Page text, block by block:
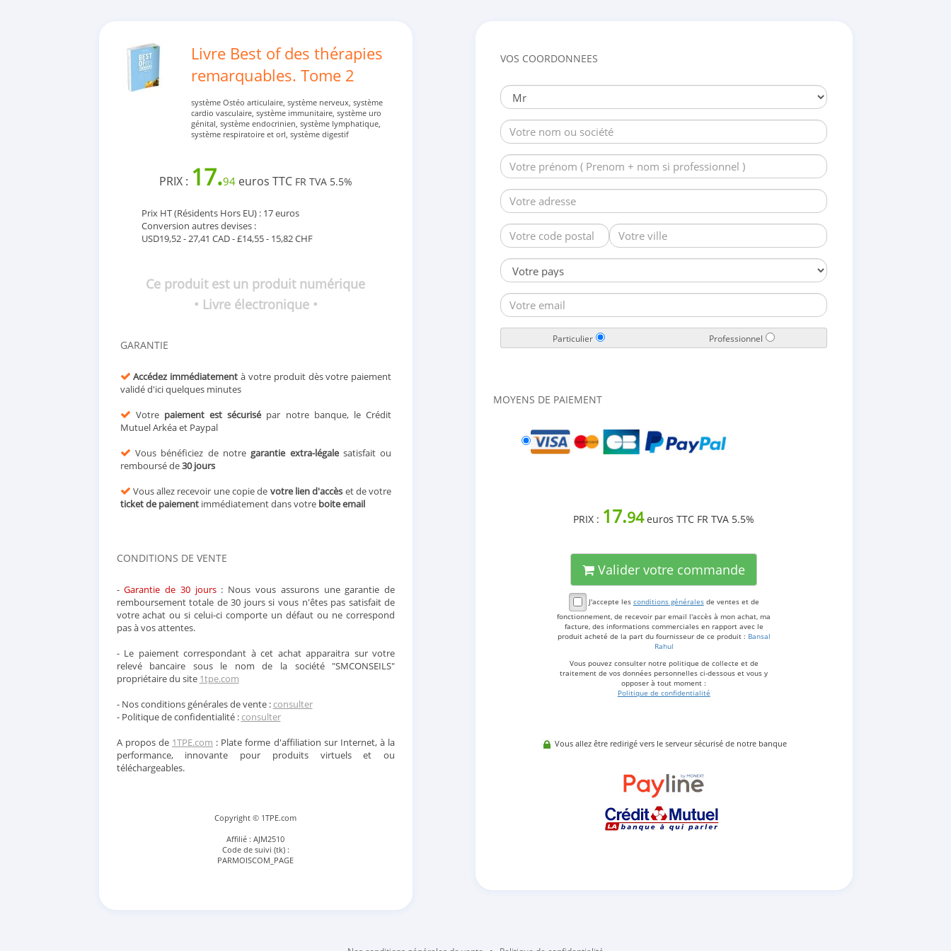
VOS COORDONNEES
Particulier Professionnel
MOYENS DE PAIEMENT
PRIX : 17.94euros TTC FR TVA 5.5%
Valider votre commande
J'accepte les conditions généralesde ventes et de
fonctionnement, de recevoir par email l'accès à mon achat, ma
facture, des informations commerciales en rapport avec le
produit acheté de la part du fournisseur de ce produit : Bansal
Rahul
Vous pouvez consulter notre politique de collecte et de
traitement de vos données personnelles ci-dessous et vous y
opposer à tout moment :
Politique de confidentialité
Vous allez être redirigé vers le serveur sécurisé de notre banque
Livre Best of des thérapies
remarquables. Tome 2
système Ostéo articulaire, système nerveux, système
cardio vasculaire, système immunitaire, système uro
génital, système endocrinien, système lymphatique,
système respiratoire et orl, système digestif
PRIX : 17.94euros TTC FR TVA 5.5%
Prix HT (Résidents Hors EU) : 17 euros
Conversion autres devises :
USD19,52 - 27,41 CAD - £14,55 - 15,82 CHF
Ce produit est un produit numérique
• Livre électronique •
GARANTIE
Accédez immédiatement à votre produit dès votre paiement
validé d'ici quelques minutes
Votre paiement est sécurisé par notre banque, le Crédit
Mutuel Arkéa et Paypal
Vous bénéficiez de notregarantie extra-légalesatisfait ou
remboursé de30 jours
Vous allez recevoir une copie de votre lien d'accès et de votre
ticket de paiementimmédiatement dans votre boite email
CONDITIONS DE VENTE
-Garantie de 30 jours: Nous vous assurons une garantie de
remboursement totale de 30 jours si vous n'êtes pas satisfait de
votre achat ou si celui-ci comporte un défaut ou ne correspond
pas à vos attentes.
- Le paiement correspondant à cet achat apparaitra sur votre
relevé bancaire sous le nom de la société "SMCONSEILS"
propriétaire du site 1tpe.com
- Nos conditions générales de vente :consulter
- Politique de confidentialité :consulter
A propos de 1TPE.com : Plate forme d'affiliation sur Internet, à la
performance, innovante pour produits virtuels et ou
téléchargeables.
Copyright © 1TPE.com
Affilié : AJM2510
Code de suivi (tk) :
PARMOISCOM_PAGE